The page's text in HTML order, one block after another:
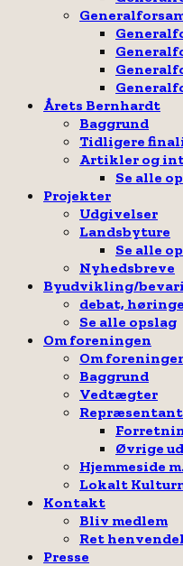
Årets Bernhardt
Baggrund
Tidligere
Artikler og
Se alle
Projekter
Udgivelser
Landsbyture
Se alle
Nyhedsbreve
Byudvikling/
debat,
Se alle opslag
Om foreningen
Om
Baggrund
Vedtægter
Øvrige
Hjemmeside
Lokalt
Kontakt
Bliv medlem
Ret
Presse